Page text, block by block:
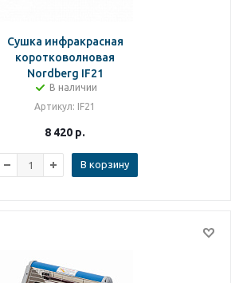
Сушка инфракрасная
коротковолновая
Nordberg IF21
В наличии
Артикул: IF21
8 420 р.
В корзину